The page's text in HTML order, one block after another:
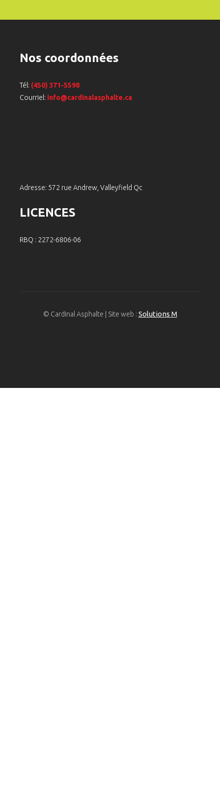
Nos coordonnées
Tél: (450) 371-5598
Courriel: info@cardinalasphalte.ca
Adresse: 572 rue Andrew, Valleyfield Qc
LICENCES
RBQ : 2272-6806-06
© Cardinal Asphalte | Site web : Solutions M